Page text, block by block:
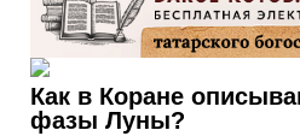
Как в Коране
фазы Луны?